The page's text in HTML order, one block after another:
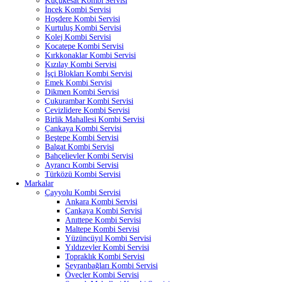
İncek Kombi Servisi
Hoşdere Kombi Servisi
Kurtuluş Kombi Servisi
Kolej Kombi Servisi
Kocatepe Kombi Servisi
Kırkkonaklar Kombi Servisi
Kızılay Kombi Servisi
İşçi Blokları Kombi Servisi
Emek Kombi Servisi
Dikmen Kombi Servisi
Çukurambar Kombi Servisi
Cevizlidere Kombi Servisi
Birlik Mahallesi Kombi Servisi
Çankaya Kombi Servisi
Beştepe Kombi Servisi
Balgat Kombi Servisi
Bahçelievler Kombi Servisi
Ayrancı Kombi Servisi
Türközü Kombi Servisi
Markalar
Çayyolu Kombi Servisi
Ankara Kombi Servisi
Çankaya Kombi Servisi
Anıttepe Kombi Servisi
Maltepe Kombi Servisi
Yüzüncüyıl Kombi Servisi
Yıldızevler Kombi Servisi
Topraklık Kombi Servisi
Seyranbağları Kombi Servisi
Öveçler Kombi Servisi